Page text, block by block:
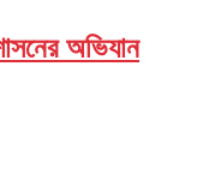
অভিযান